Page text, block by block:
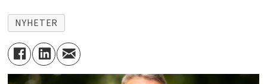
NYHETER